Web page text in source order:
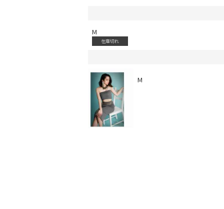
インスタ写真投稿キャンペーン！
M
在庫切れ
M